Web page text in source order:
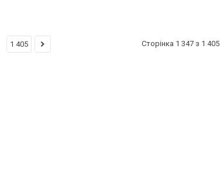
1 405 Сторінка 1 347 з 1 405